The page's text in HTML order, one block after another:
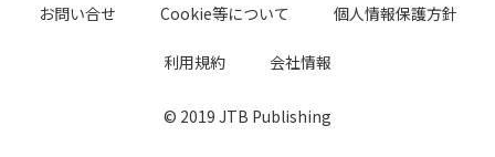
お問い合せ Cookie等について 個人情報保護方針
利用規約 会社情報
© 2019 JTB Publishing